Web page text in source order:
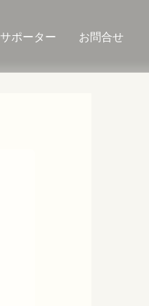
サポーター お問合せ